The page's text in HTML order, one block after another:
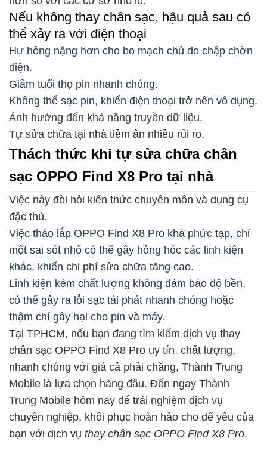
Nếu không thay chân sạc, hậu quả sau có
thể xảy ra với điện thoại
Hư hỏng nặng hơn cho bo mạch chủ do chập chờn
điện.
Giảm tuổi thọ pin nhanh chóng.
Không thể sạc pin, khiến điện thoại trở nên vô dụng.
Ảnh hưởng đến khả năng truyền dữ liệu.
Tự sửa chữa tại nhà tiềm ẩn nhiều rủi ro.
Thách thức khi tự sửa chữa chân
sạc OPPO Find X8 Pro tại nhà
Việc này đòi hỏi kiến thức chuyên môn và dụng cụ
đặc thù.
Việc tháo lắp OPPO Find X8 Pro khá phức tạp, chỉ
một sai sót nhỏ có thể gây hỏng hóc các linh kiện
khác, khiến chi phí sửa chữa tăng cao.
Linh kiện kém chất lượng không đảm bảo độ bền,
có thể gây ra lỗi sạc tái phát nhanh chóng hoặc
thậm chí gây hại cho pin và máy.
Tại TPHCM, nếu bạn đang tìm kiếm dịch vụ thay
chân sạc OPPO Find X8 Pro uy tín, chất lượng,
nhanh chóng với giá cả phải chăng, Thành Trung
Mobile là lựa chọn hàng đầu. Đến ngay Thành
Trung Mobile hôm nay để trải nghiệm dịch vụ
chuyên nghiệp, khôi phục hoàn hảo cho dế yêu của
bạn với dịch vụ thay chân sạc OPPO Find X8 Pro.